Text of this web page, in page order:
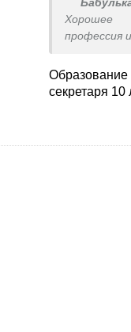
Хорошее
профессия
Образование
секретаря 10